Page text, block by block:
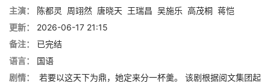
主演：
陈都灵 周翊然 唐晓天 王瑞昌 吴施乐 高茂桐 蒋恺
更新：
2026-06-17 21:15
备注：
已完结
语言：
国语
剧情：
若要以这天下为鼎，她定来分一杯羹。 该剧根据阅文集团起